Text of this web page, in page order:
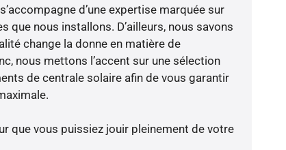
d’une expertise marquée sur
que nous installons. D’ailleurs, nous savons
change la donne en matière de
nous mettons l’accent sur une sélection
de centrale solaire afin de vous garantir
que vous puissiez jouir pleinement de votre